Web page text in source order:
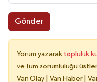
Gönder
Yorum yazarak topluluk
ve tüm sorumluluğu
Van Olay | Van Haber |